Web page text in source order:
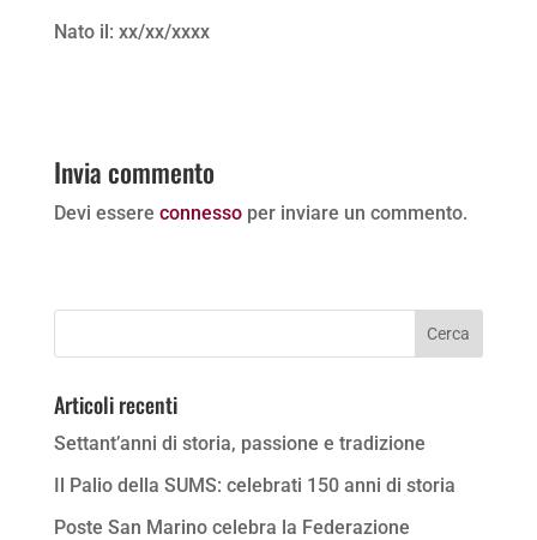
Nato il: xx/xx/xxxx
Invia commento
Devi essere connessoper inviare un commento.
Articoli recenti
Settant’anni di storia, passione e tradizione
Il Palio della SUMS: celebrati 150 anni di storia
Poste San Marino celebra la Federazione